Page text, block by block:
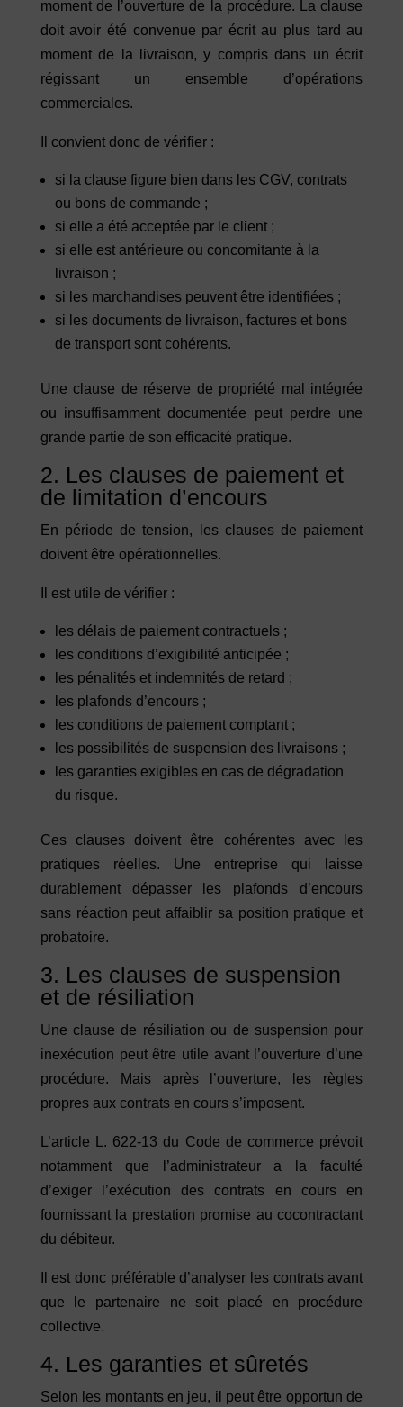
moment de l’ouverture de la procédure. La clause
doit avoir été convenue par écrit au plus tard au
moment de la livraison, y compris dans un écrit
régissant un ensemble d’opérations
commerciales.
Il convient donc de vérifier :
si la clause figure bien dans les CGV, contrats
ou bons de commande ;
si elle a été acceptée par le client ;
si elle est antérieure ou concomitante à la
livraison ;
si les marchandises peuvent être identifiées ;
si les documents de livraison, factures et bons
de transport sont cohérents.
Une clause de réserve de propriété mal intégrée
ou insuffisamment documentée peut perdre une
grande partie de son efficacité pratique.
2. Les clauses de paiement et
de limitation d’encours
En période de tension, les clauses de paiement
doivent être opérationnelles.
Il est utile de vérifier :
les délais de paiement contractuels ;
les conditions d’exigibilité anticipée ;
les pénalités et indemnités de retard ;
les plafonds d’encours ;
les conditions de paiement comptant ;
les possibilités de suspension des livraisons ;
les garanties exigibles en cas de dégradation
du risque.
Ces clauses doivent être cohérentes avec les
pratiques réelles. Une entreprise qui laisse
durablement dépasser les plafonds d’encours
sans réaction peut affaiblir sa position pratique et
probatoire.
3. Les clauses de suspension
et de résiliation
Une clause de résiliation ou de suspension pour
inexécution peut être utile avant l’ouverture d’une
procédure. Mais après l’ouverture, les règles
propres aux contrats en cours s’imposent.
L’article L. 622-13 du Code de commerce prévoit
notamment que l’administrateur a la faculté
d’exiger l’exécution des contrats en cours en
fournissant la prestation promise au cocontractant
du débiteur.
Il est donc préférable d’analyser les contrats avant
que le partenaire ne soit placé en procédure
collective.
4. Les garanties et sûretés
Selon les montants en jeu, il peut être opportun de